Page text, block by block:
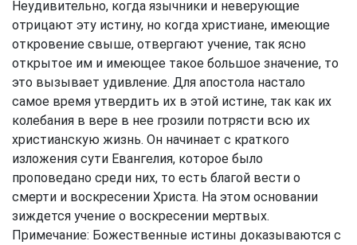
Неудивительно, когда язычники и неверующие
отрицают эту истину, но когда христиане, имеющие
откровение свыше, отвергают учение, так ясно
открытое им и имеющее такое большое значение, то
это вызывает удивление. Для апостола настало
самое время утвердить их в этой истине, так как их
колебания в вере в нее грозили потрясти всю их
христианскую жизнь. Он начинает с краткого
изложения сути Евангелия, которое было
проповедано среди них, то есть благой вести о
смерти и воскресении Христа. На этом основании
зиждется учение о воскресении мертвых.
Примечание: Божественные истины доказываются с